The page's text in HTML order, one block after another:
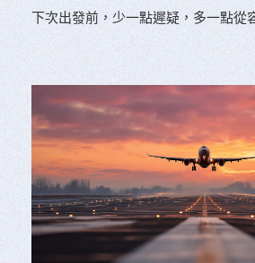
下次出發前，少一點遲疑，多一點從